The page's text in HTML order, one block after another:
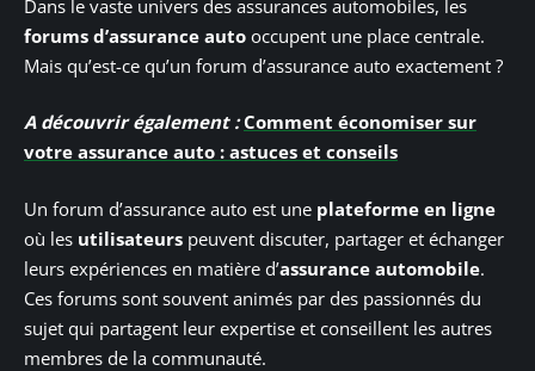
Dans le vaste univers des assurances automobiles, les
forums d’assurance auto occupent une place centrale.
Mais qu’est-ce qu’un forum d’assurance auto exactement ?
A découvrir également : Comment économiser sur
votre assurance auto : astuces et conseils
Un forum d’assurance auto est une plateforme en ligne
où les utilisateurs peuvent discuter, partager et échanger
leurs expériences en matière d’assurance automobile.
Ces forums sont souvent animés par des passionnés du
sujet qui partagent leur expertise et conseillent les autres
membres de la communauté.